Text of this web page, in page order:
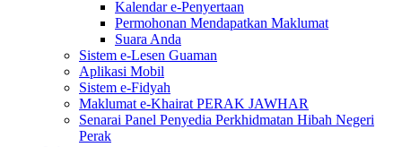
Kalendar e-Penyertaan
Permohonan Mendapatkan Maklumat
Suara Anda
Sistem e-Lesen Guaman
Aplikasi Mobil
Sistem e-Fidyah
Maklumat e-Khairat PERAK JAWHAR
Senarai Panel Penyedia Perkhidmatan Hibah Negeri
Perak